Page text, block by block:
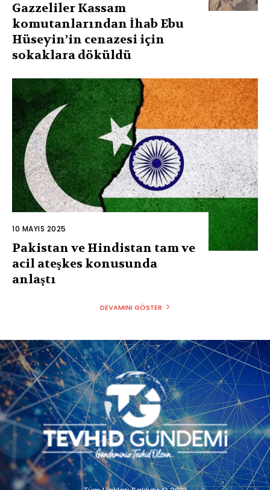
Gazzeliler Kassam
komutanlarından İhab Ebu
Hüseyin’in cenazesi için
sokaklara döküldü
10 MAYIS 2025
Pakistan ve Hindistan tam ve
acil ateşkes konusunda
anlaştı
DEVAMINI GÖSTER